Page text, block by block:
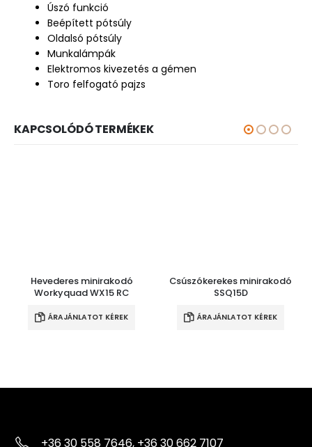
Úszó funkció
Beépített pótsúly
Oldalsó pótsúly
Munkalámpák
Elektromos kivezetés a gémen
Toro felfogató pajzs
KAPCSOLÓDÓ TERMÉKEK
Hevederes minirakodó
Workyquad WX15 RC
ÁRAJÁNLATOT KÉREK
Csúszókerekes minirakodó
SSQ15D
ÁRAJÁNLATOT KÉREK
+36 30 558 7646, +36 30 662 7107